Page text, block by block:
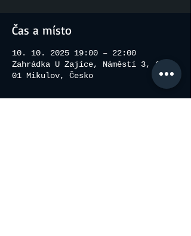
Čas a místo
10. 10. 2025 19:00 – 22:00
Zahrádka U Zajíce, Náměstí 3, 692
01 Mikulov, Česko